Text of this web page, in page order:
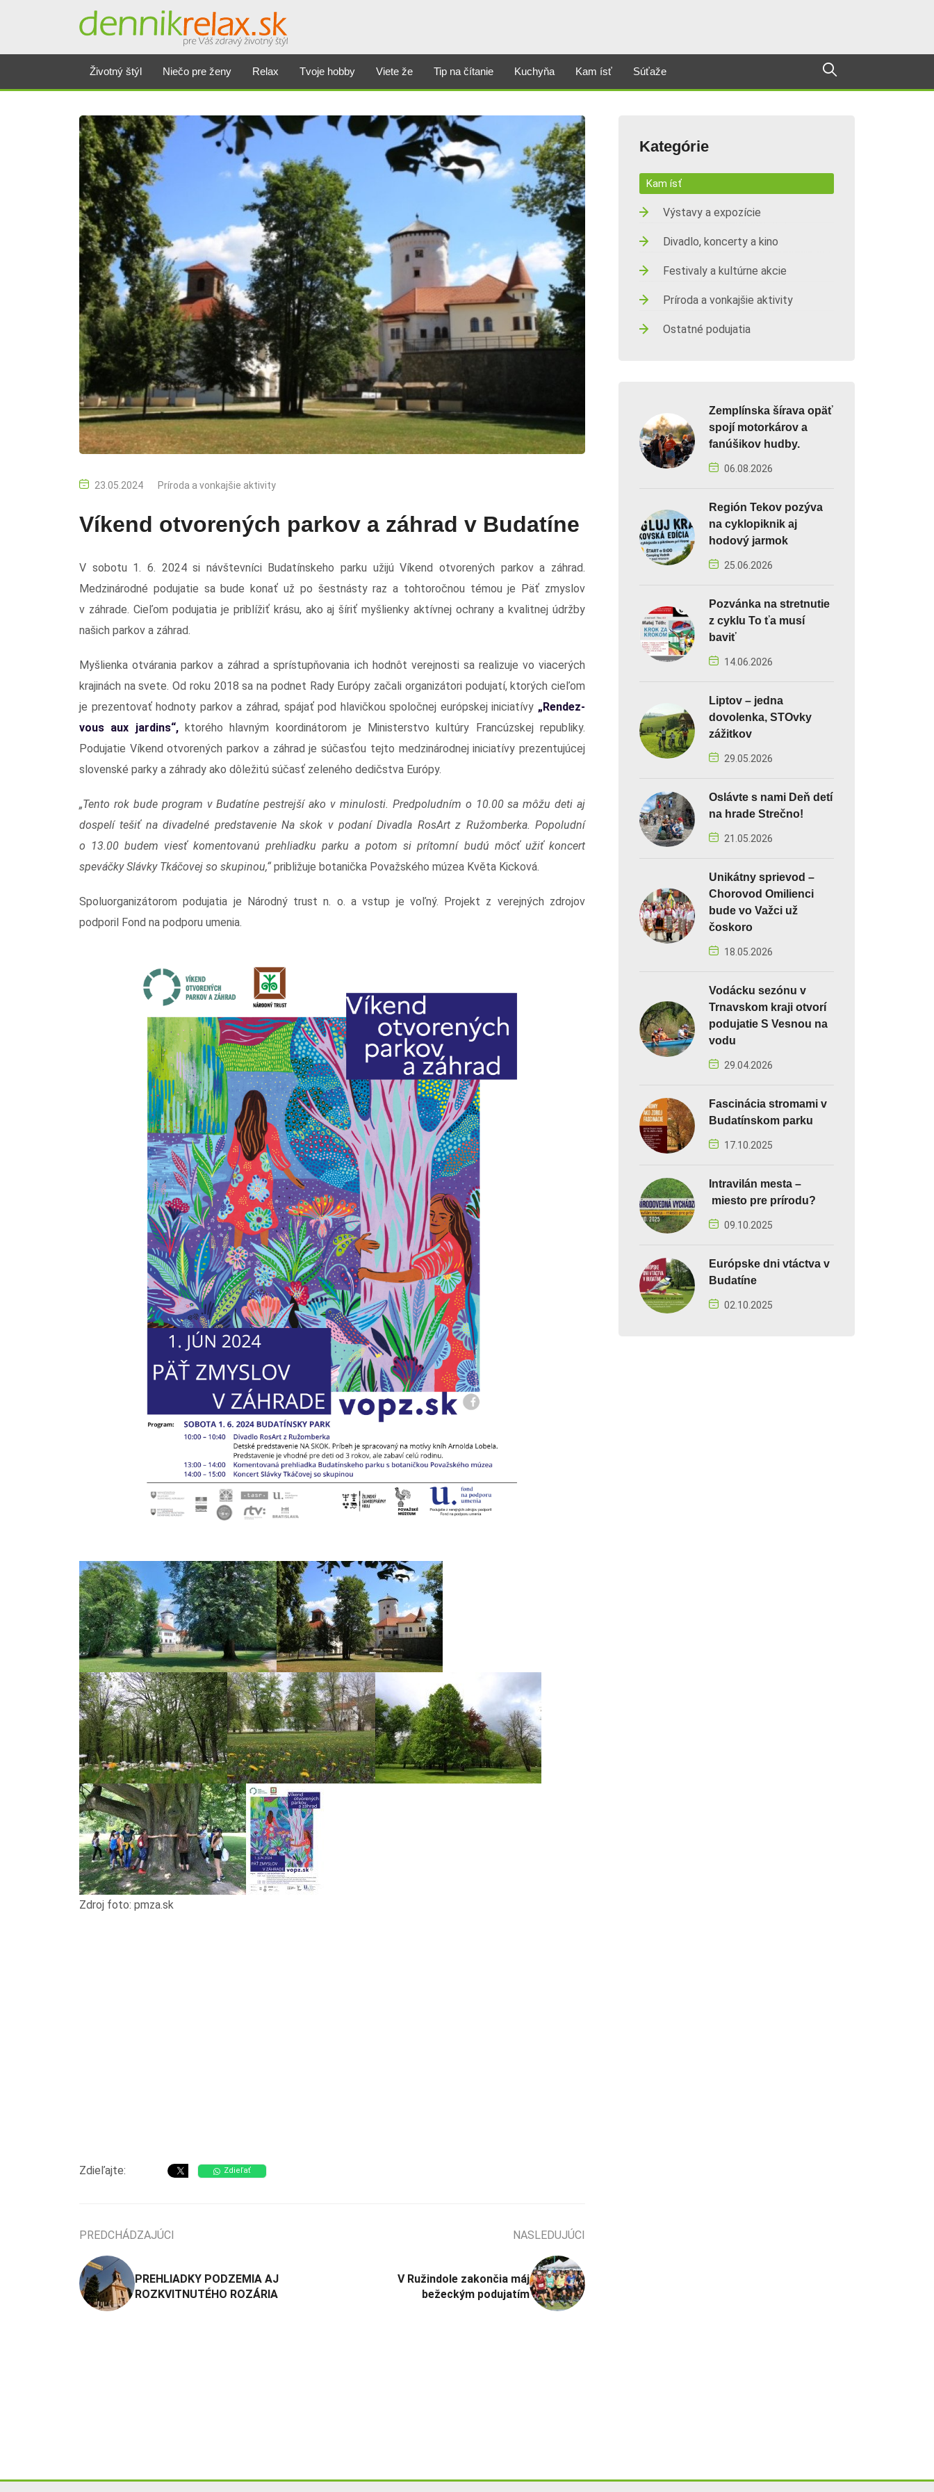
Životný štýl Niečo pre ženy Relax Tvoje hobby Viete že Tip na čítanie Kuchyňa Kam ísť Súťaže
23.05.2024 Príroda a vonkajšie aktivity
Víkend otvorených parkov a záhrad v Budatíne
V sobotu 1. 6. 2024 si návštevníci Budatínskeho parku užijú Víkend otvorených parkov a záhrad.
Medzinárodné podujatie sa bude konať už po šestnásty raz a tohtoročnou témou je Päť zmyslov
v záhrade. Cieľom podujatia je priblížiť krásu, ako aj šíriť myšlienky aktívnej ochrany a kvalitnej údržby
našich parkov a záhrad.
Myšlienka otvárania parkov a záhrad a sprístupňovania ich hodnôt verejnosti sa realizuje vo viacerých
krajinách na svete. Od roku 2018 sa na podnet Rady Európy začali organizátori podujatí, ktorých cieľom
je prezentovať hodnoty parkov a záhrad, spájať pod hlavičkou spoločnej európskej iniciatívy „Rendez-
vous aux jardins“,ktorého hlavným koordinátorom je Ministerstvo kultúry Francúzskej republiky.
Podujatie Víkend otvorených parkov a záhrad je súčasťou tejto medzinárodnej iniciatívy prezentujúcej
slovenské parky a záhrady ako dôležitú súčasť zeleného dedičstva Európy.
„Tento rok bude program v Budatíne pestrejší ako v minulosti. Predpoludním o 10.00 sa môžu deti aj
dospelí tešiť na divadelné predstavenie Na skok v podaní Divadla RosArt z Ružomberka. Popoludní
o 13.00 budem viesť komentovanú prehliadku parku a potom si prítomní budú môcť užiť koncert
speváčky Slávky Tkáčovej so skupinou,“približuje botanička Považského múzea Květa Kicková.
Spoluorganizátorom podujatia je Národný trust n. o. a vstup je voľný. Projekt z verejných zdrojov
podporil Fond na podporu umenia.
Zdroj foto: pmza.sk
Zdieľajte: Zdieľať
PREDCHÁDZAJÚCI
PREHLIADKY PODZEMIA AJ
ROZKVITNUTÉHO ROZÁRIA
NASLEDUJÚCI
V Ružindole zakončia máj
bežeckým podujatím
Kategórie
Kam ísť
Výstavy a expozície
Divadlo, koncerty a kino
Festivaly a kultúrne akcie
Príroda a vonkajšie aktivity
Ostatné podujatia
Zemplínska šírava opäť
spojí motorkárov a
fanúšikov hudby.
06.08.2026
Región Tekov pozýva
na cyklopiknik aj
hodový jarmok
25.06.2026
Pozvánka na stretnutie
z cyklu To ťa musí
baviť
14.06.2026
Liptov – jedna
dovolenka, STOvky
zážitkov
29.05.2026
Oslávte s nami Deň detí
na hrade Strečno!
21.05.2026
Unikátny sprievod –
Chorovod Omilienci
bude vo Važci už
čoskoro
18.05.2026
Vodácku sezónu v
Trnavskom kraji otvorí
podujatie S Vesnou na
vodu
29.04.2026
Fascinácia stromami v
Budatínskom parku
17.10.2025
Intravilán mesta –
miesto pre prírodu?
09.10.2025
Európske dni vtáctva v
Budatíne
02.10.2025